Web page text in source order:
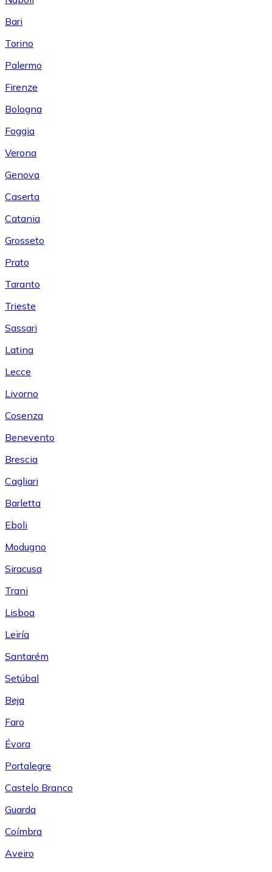
Bari
Torino
Palermo
Firenze
Bologna
Foggia
Verona
Genova
Caserta
Catania
Grosseto
Prato
Taranto
Trieste
Sassari
Latina
Lecce
Livorno
Cosenza
Benevento
Brescia
Cagliari
Barletta
Eboli
Modugno
Siracusa
Trani
Lisboa
Leiría
Santarém
Setúbal
Beja
Faro
Évora
Portalegre
Castelo Branco
Guarda
Coímbra
Aveiro